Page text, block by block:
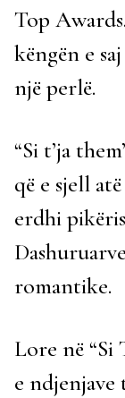
Top
këngën e
një perlë.
“Si t’ja
që e sjell
erdhi
romantike.
Lore në “Si
e